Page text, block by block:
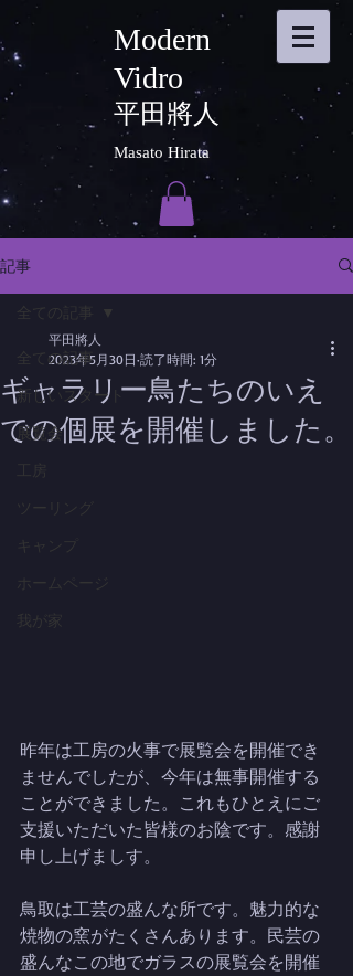
Modern
Vidro
平田將人
Masato Hirata
記事
全ての記事
新しいスタート
展覧会
ツーリング
ホームページ
我が家
ギャラリー鳥たちのいえ
での個展を開催しました。
平田將人
2023年5月30日 読了時間: 1分
昨年は工房の火事で展覧会を開催でき
ませんでしたが、今年は無事開催する
ことができました。これもひとえにご
支援いただいた皆様のお陰です。感謝
申し上げましす。
鳥取は工芸の盛んな所です。魅力的な
焼物の窯がたくさんあります。民芸の
盛んなこの地でガラスの展覧会を開催